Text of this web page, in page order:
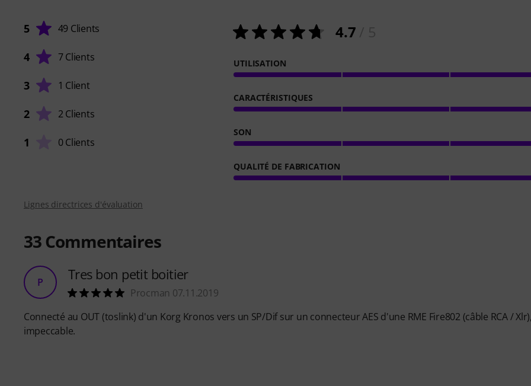
5 49 Clients
4 7 Clients
3 1 Client
2 2 Clients
1 0 Clients
4.7
UTILISATION
CARACTÉRISTIQUES
SON
QUALITÉ DE FABRICATION
Lignes directrices d'évaluation
33 Commentaires
P Tres bon petit boitier
Procman 07.11.2019
Connecté au OUT (toslink) d'un Korg Kronos vers un SP/Dif sur un connecteur AES d'une RME Fire802 (câble RCA / Xlr),
impeccable.